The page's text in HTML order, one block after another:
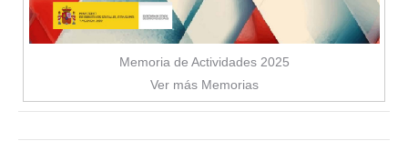
Memoria de Actividades 2025
Ver más Memorias